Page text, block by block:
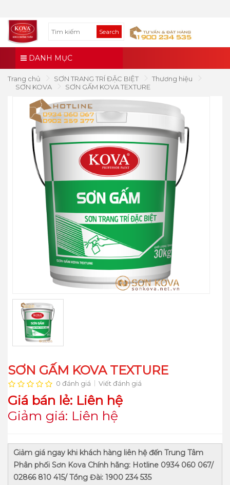
Search
DANH MỤC
Trang chủ SƠN TRANG TRÍ ĐẶC BIỆT
Thương hiệu
SƠN KOVA
SƠN GẤM KOVA TEXTURE
SƠN GẤM KOVA TEXTURE
0 đánh giá Viết đánh giá
Giá bán lẻ: Liên hệ
Giảm giá: Liên hệ
Giảm giá ngay khi khách hàng liên hệ đến Trung Tâm
Phân phối Sơn Kova Chính hãng: Hotline 0934 060 067/
02866 810 415/ Tổng Đài: 1900 234 535